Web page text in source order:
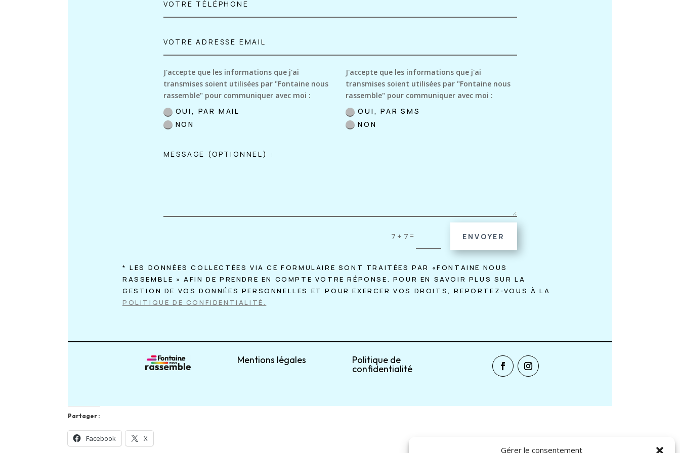
Gérer le consentement
J'accepte que les informations que j'ai
transmises soient utilisées par "Fontaine nous
rassemble" pour communiquer avec moi :
OUI, PAR MAIL
NON
J'accepte que les informations que j'ai
transmises soient utilisées par "Fontaine nous
rassemble" pour communiquer avec moi :
OUI, PAR SMS
NON
7 + 7 = ENVOYER
* LES DONNÉES COLLECTÉES VIA CE FORMULAIRE SONT TRAITÉES PAR «FONTAINE NOUS
RASSEMBLE » AFIN DE PRENDRE EN COMPTE VOTRE RÉPONSE. POUR EN SAVOIR PLUS SUR LA
GESTION DE VOS DONNÉES PERSONNELLES ET POUR EXERCER VOS DROITS, REPORTEZ-VOUS À LA
POLITIQUE DE CONFIDENTIALITÉ.
Mentions légales Politique de
confidentialité
Partager :
Facebook X